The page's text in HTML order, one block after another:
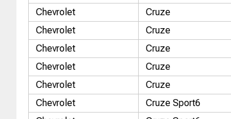
Chevrolet
Cruze
Chevrolet
Cruze
Chevrolet
Cruze
Chevrolet
Cruze
Chevrolet
Cruze
Chevrolet
Cruze Sport6